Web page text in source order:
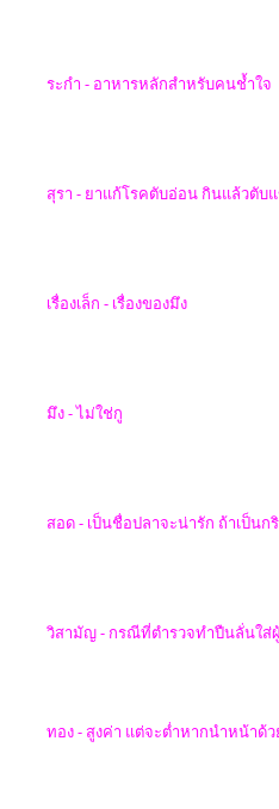
ระกำ - อาหารหลักสำหรับคนช้ำใจ
สุรา - ยาแก้โรคตับอ่อน กินแล้วตับ
เรื่องเล็ก - เรื่องของมึง
มึง - ไม่ใช่กู
สอด - เป็นชื่อปลาจะน่ารัก ถ้าเป็นก
วิสามัญ - กรณีที่ตำรวจทำปืนลั่นใส่
ทอง - สูงค่า แต่จะต่ำหากนำหน้าด้